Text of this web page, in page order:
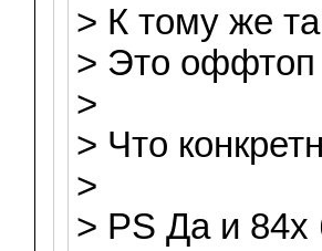
> К тому же
> Это оффтоп
>
> Что
>
> PS Да и 84х